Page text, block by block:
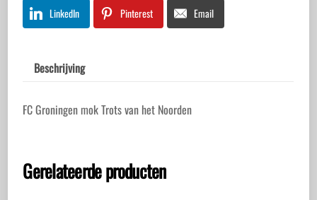
LinkedIn Pinterest Email
Beschrijving
FC Groningen mok Trots van het Noorden
Gerelateerde producten